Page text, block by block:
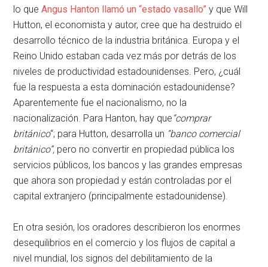
lo queAngus Hanton llamó un “estado vasallo”y que Will
Hutton, el economista y autor, cree que ha destruido el
desarrollo técnico de la industria británica. Europa y el
Reino Unido estaban cada vez más por detrás de los
niveles de productividad estadounidenses. Pero, ¿cuál
fue la respuesta a esta dominación estadounidense?
Aparentemente fue el nacionalismo, no la
nacionalización. Para Hanton, hay que “comprar
británico“; para Hutton, desarrolla un “banco comercial
británico”, pero no convertir en propiedad pública los
servicios públicos, los bancos y las grandes empresas
que ahora son propiedad y están controladas por el
capital extranjero (principalmente estadounidense).
En otra sesión, los oradores describieron los enormes
desequilibrios en el comercio y los flujos de capital a
nivel mundial, los signos del debilitamiento de la